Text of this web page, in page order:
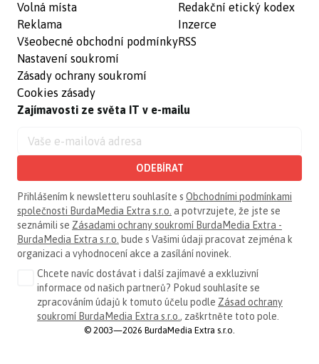
Volná místa
Reklama
Všeobecné obchodní podmínky
Nastavení soukromí
Zásady ochrany soukromí
Cookies zásady
Redakční etický kodex
Inzerce
RSS
Zajímavosti ze světa IT v e-mailu
ODEBÍRAT
Přihlášením k newsletteru souhlasíte s Obchodními podmínkami
společnosti BurdaMedia Extra s.r.o. a potvrzujete, že jste se
seznámili se Zásadami ochrany soukromí BurdaMedia Extra -
BurdaMedia Extra s.r.o. bude s Vašimi údaji pracovat zejména k
organizaci a vyhodnocení akce a zasílání novinek.
Chcete navíc dostávat i další zajímavé a exkluzivní
informace od našich partnerů? Pokud souhlasíte se
zpracováním údajů k tomuto účelu podle Zásad ochrany
soukromí BurdaMedia Extra s.r.o. , zaškrtněte toto pole.
© 2003—2026 BurdaMedia Extra s.r.o.